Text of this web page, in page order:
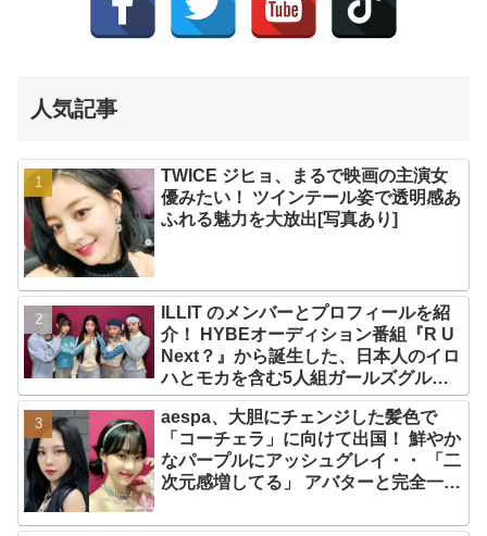
人気記事
TWICE ジヒョ、まるで映画の主演女
優みたい！ ツインテール姿で透明感あ
ふれる魅力を大放出[写真あり]
ILLIT のメンバーとプロフィールを紹
介！ HYBEオーディション番組『R U
Next？』から誕生した、日本人のイロ
ハとモカを含む5人組ガールズグルー
プ！ デビュー曲「Magnetic」がいき
なりの大ヒット
aespa、大胆にチェンジした髪色で
「コーチェラ」に向けて出国！ 鮮やか
なパープルにアッシュグレイ・・ 「二
次元感増してる」 アバターと完全一致